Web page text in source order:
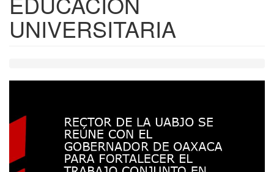
UNIVERSITARIA